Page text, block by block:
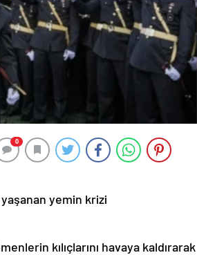
0
yemin krizi
kılıçlarını havaya kaldırarak